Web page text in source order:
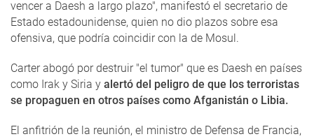
vencer a Daesh a largo plazo", manifestó el secretario de
Estado estadounidense, quien no dio plazos sobre esa
ofensiva, que podría coincidir con la de Mosul.
Carter abogó por destruir "el tumor" que es Daesh en países
como Irak y Siria y alertó del peligro de que los terroristas
se propaguen en otros países como Afganistán o Libia.
El anfitrión de la reunión, el ministro de Defensa de Francia,